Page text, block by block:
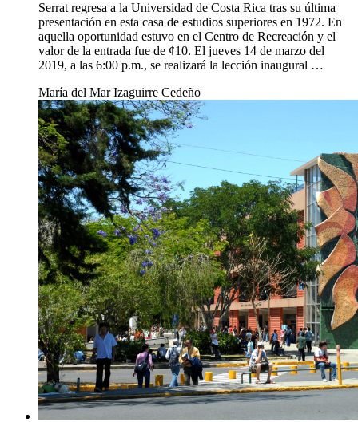
Serrat regresa a la Universidad de Costa Rica tras su última
presentación en esta casa de estudios superiores en 1972. En
aquella oportunidad estuvo en el Centro de Recreación y el
valor de la entrada fue de ¢10. El jueves 14 de marzo del
2019, a las 6:00 p.m., se realizará la lección inaugural …
María del Mar Izaguirre Cedeño